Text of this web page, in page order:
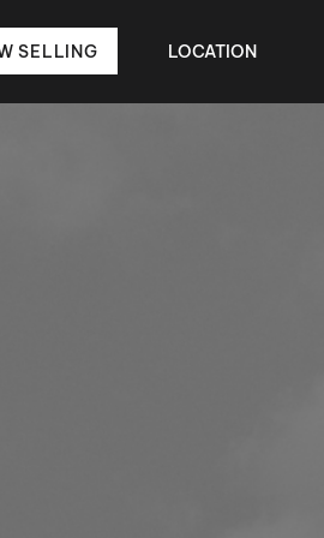
SELLING LOCATION